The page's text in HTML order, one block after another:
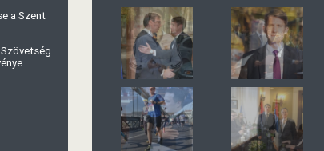
a Szent